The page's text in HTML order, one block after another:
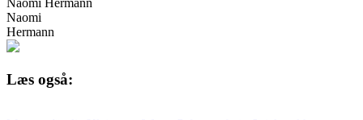
Naomi Hermann
Naomi
Hermann
Læs også: